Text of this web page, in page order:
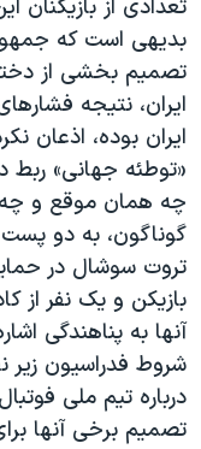
تعدادی از بازیکنان
بدیهی است که
تصمیم بخشی از
ایران، نتیجه
ایران بوده، اذعان
«توطئه جهانی»
چه همان موقع و چه
گوناگون، به دو پست
تروت سوشال در
بازیکن و یک نفر از
آنها به پناهندگی
شروط فدراسیون زیر
درباره تیم ملی
تصمیم برخی آنها